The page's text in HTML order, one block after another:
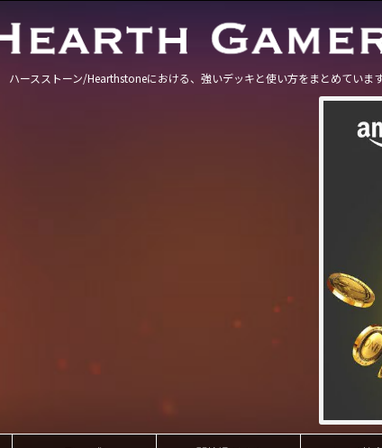
ハースストーン/Hearthstoneにおける、強いデッキと使い方をまとめています